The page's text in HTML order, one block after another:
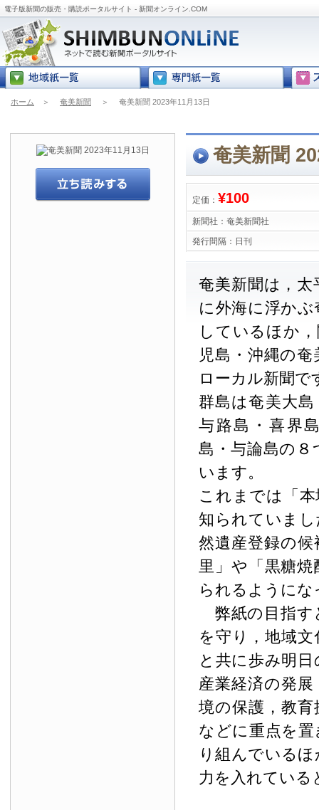
電子版新聞の販売・購読ポータルサイト - 新聞オンライン.COM
ホーム ＞ 奄美新聞 ＞ 奄美新聞 2023年11月13日
奄美新聞
定価： ¥100
新聞社： 奄美新聞社
発行間隔： 日刊
奄美新聞は，
に外海に浮か
しているほか
児島・沖縄の
ローカル新聞で
群島は奄美大
与路島・喜界
島・与論島の
います。
これまでは「
知られていま
然遺産登録の
里」や「黒糖
られるように
弊紙の目指す
を守り，地域
と共に歩み明
産業経済の発
境の保護，教
などに重点を
り組んでいる
力を入れている